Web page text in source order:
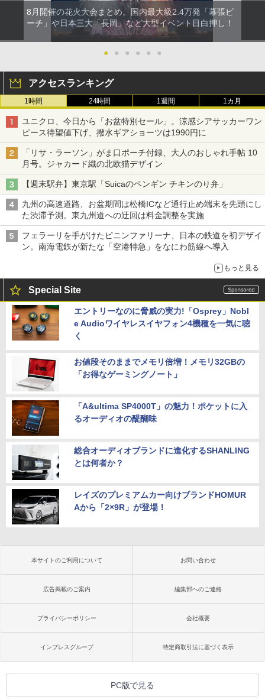
8月開催の花火大会まとめ。国内最大級2.4万発「幕張ビ
ーチ」や日本三大「長岡」など大型イベント目白押し！
● ● ● ● ● ●
アクセスランキング
1時間 24時間 1週間 1カ月
ユニクロ、今日から「お盆特別セール」。涼感シアサッカーワン
ピース待望値下げ、撥水ギアショーツは1990円に
「リサ・ラーソン」がま口ポーチ付録、大人のおしゃれ手帖 10
月号。ジャカード織の北欧猫デザイン
【週末駅弁】東京駅「Suicaのペンギン チキンのり弁」
九州の高速道路、お盆期間は松橋ICなど通行止め端末を先頭にし
た渋滞予測。東九州道への迂回は料金調整を実施
フェラーリを手がけたピニンファリーナ、日本の鉄道を初デザイ
ン。南海電鉄が新たな「空港特急」をなにわ筋線へ導入
もっと見る
Special Site
エントリーなのに脅威の実力!「Osprey」Nobl
e Audioワイヤレスイヤフォン4機種を一気に聴
く
お値段そのままでメモリ倍増！メモリ32GBの
「お得なゲーミングノート」
「A&ultima SP4000T」の魅力！ポケットに入
るオーディオの醍醐味
総合オーディオブランドに進化するSHANLING
とは何者か？
レイズのプレミアムカー向けブランドHOMUR
Aから「2×9R」が登場！
本サイトのご利用について お問い合わせ
広告掲載のご案内 編集部へのご連絡
プライバシーポリシー 会社概要
インプレスグループ 特定商取引法に基づく表示
PC版で見る